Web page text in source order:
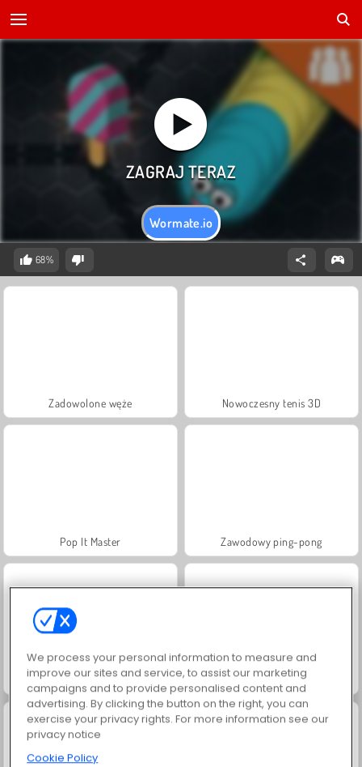
Wormate.io
68%
Zadowolone węże Nowoczesny tenis 3D
Pop It Master Zawodowy ping-pong
Skateparki Magic Cube
We process your personal information to measure and
improve our sites and service, to assist our marketing
campaigns and to provide personalised content and
advertising. By clicking the button on the right, you can
exercise your privacy rights. For more information see our
privacy notice
Cookie Policy